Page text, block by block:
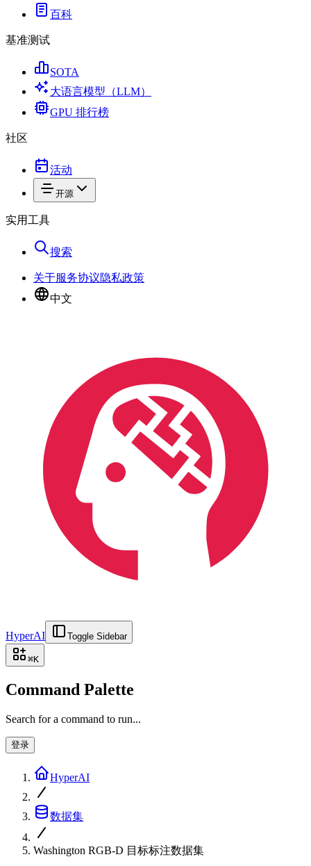
百科
基准测试
SOTA
大语言模型（LLM）
GPU 排行榜
社区
活动
开源
实用工具
搜索
关于服务协议隐私政策
中文
HyperAI Toggle Sidebar
⌘K
Command Palette
Search for a command to run...
登录
HyperAI
数据集
Washington RGB-D 目标标注数据集